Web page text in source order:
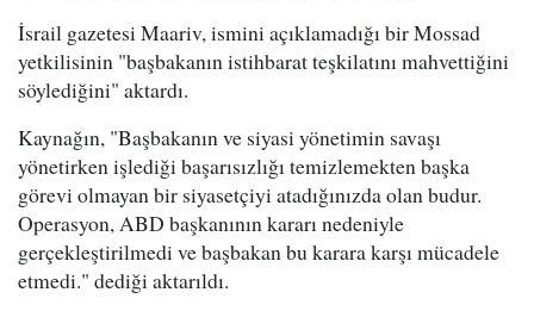
İsrail gazetesi Maariv, ismini açıklamadığı bir Mossad
yetkilisinin "başbakanın istihbarat teşkilatını mahvettiğini
söylediğini" aktardı.
Kaynağın, "Başbakanın ve siyasi yönetimin savaşı
yönetirken işlediği başarısızlığı temizlemekten başka
görevi olmayan bir siyasetçiyi atadığınızda olan budur.
Operasyon, ABD başkanının kararı nedeniyle
gerçekleştirilmedi ve başbakan bu karara karşı mücadele
etmedi." dediği aktarıldı.